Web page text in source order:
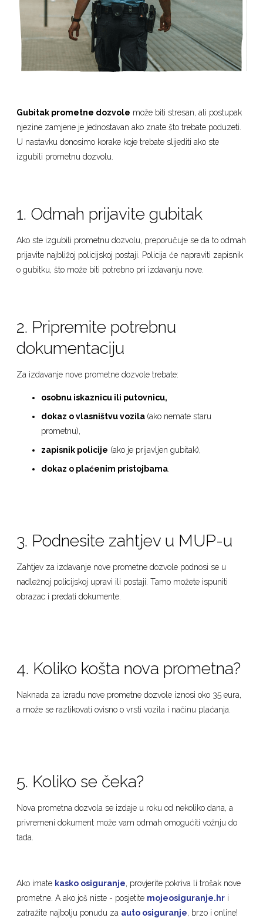
Gubitak prometne dozvole može biti stresan, ali postupak
njezine zamjene je jednostavan ako znate što trebate poduzeti.
U nastavku donosimo korake koje trebate slijediti ako ste
izgubili prometnu dozvolu.
1. Odmah prijavite gubitak
Ako ste izgubili prometnu dozvolu, preporučuje se da to odmah
prijavite najbližoj policijskoj postaji. Policija će napraviti zapisnik
o gubitku, što može biti potrebno pri izdavanju nove.
2. Pripremite potrebnu
dokumentaciju
Za izdavanje nove prometne dozvole trebate:
osobnu iskaznicu ili putovnicu,
dokaz o vlasništvu vozila (ako nemate staru
prometnu),
zapisnik policije (ako je prijavljen gubitak),
dokaz o plaćenim pristojbama
3. Podnesite zahtjev u MUP-u
Zahtjev za izdavanje nove prometne dozvole podnosi se u
nadležnoj policijskoj upravi ili postaji. Tamo možete ispuniti
obrazac i predati dokumente.
4. Koliko košta nova prometna?
Naknada za izradu nove prometne dozvole iznosi oko 35 eura,
a može se razlikovati ovisno o vrsti vozila i načinu plaćanja.
5. Koliko se čeka?
Nova prometna dozvola se izdaje u roku od nekoliko dana, a
privremeni dokument može vam odmah omogućiti vožnju do
tada.
Ako imate kasko osiguranje, provjerite pokriva li trošak nove
prometne. A ako još niste - posjetite mojeosiguranje.hr i
zatražite najbolju ponudu za auto osiguranje, brzo i online!